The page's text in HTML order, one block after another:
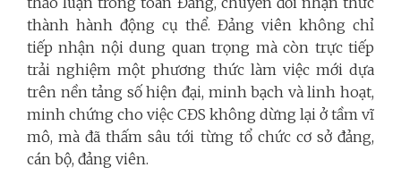
thành hành động cụ thể. Đảng viên không chỉ
tiếp nhận nội dung quan trọng mà còn trực tiếp
trải nghiệm một phương thức làm việc mới dựa
trên nền tảng số hiện đại, minh bạch và linh hoạt,
minh chứng cho việc CĐS không dừng lại ở tầm vĩ
mô, mà đã thấm sâu tới từng tổ chức cơ sở đảng,
cán bộ, đảng viên.